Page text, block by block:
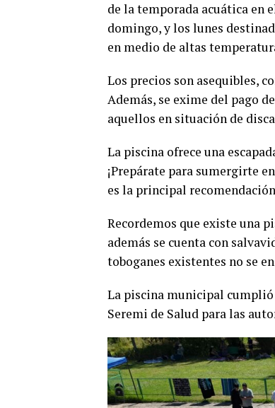
de la temporada acuática en
domingo, y los lunes
en medio de altas
Los precios son asequibles,
Además, se exime del pago
aquellos en situación de
La piscina ofrece una
¡Prepárate para sumergirte
es la principal
Recordemos que existe una
además se cuenta con
toboganes existentes no se
La piscina municipal cumplió
Seremi de Salud para las